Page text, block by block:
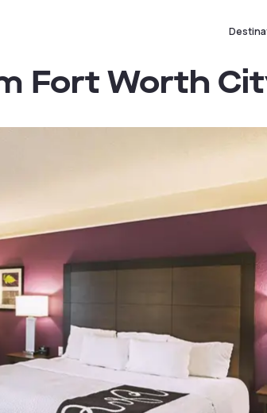
Fort Worth